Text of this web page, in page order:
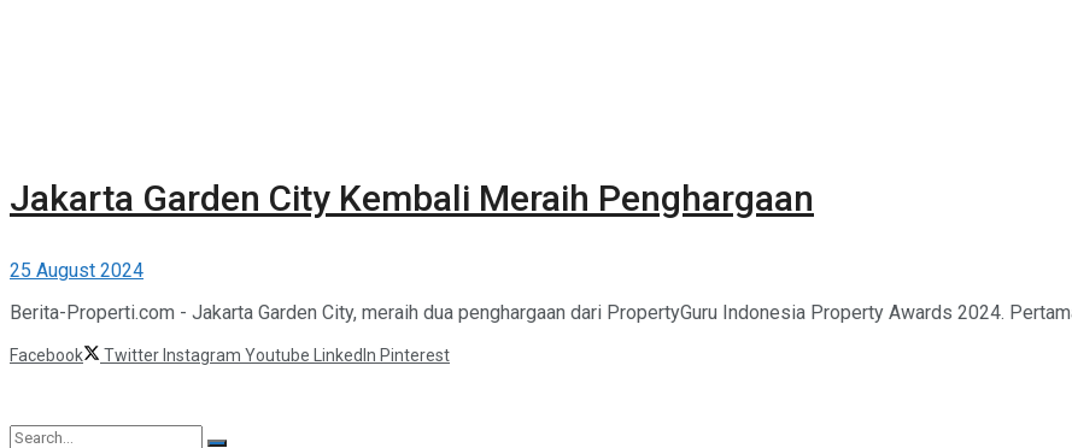
Jakarta Garden City Kembali Meraih Penghargaan
25 August 2024
Berita-Properti.com - Jakarta Garden City, meraih dua penghargaan dari PropertyGuru Indonesia Property Awards 2024.
Facebook Twitter Instagram Youtube LinkedIn Pinterest